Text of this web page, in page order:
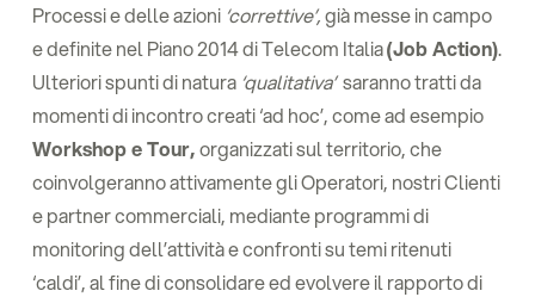
Processi e delle azioni ‘correttive’,già messe in campo
e definite nel Piano 2014 di Telecom Italia(Job Action).
Ulteriori spunti di natura ‘qualitativa’saranno tratti da
momenti di incontro creati ‘ad hoc’, come ad esempio
Workshop e Tour,organizzati sul territorio, che
coinvolgeranno attivamente gli Operatori, nostri Clienti
e partner commerciali, mediante programmi di
monitoring dell’attività e confronti su temi ritenuti
‘caldi’, al fine di consolidare ed evolvere il rapporto di